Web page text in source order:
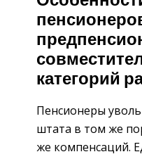
категорий
Пенсионеры
штата в том же
же компенсаций.